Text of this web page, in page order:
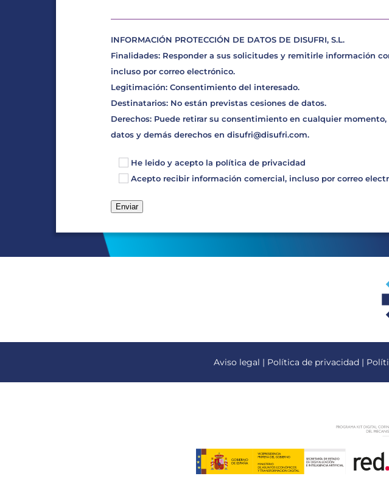
INFORMACIÓN PROTECCIÓN DE DATOS DE DISUFRI, S.L.
Finalidades: Responder a sus solicitudes y remitirle información
incluso por correo electrónico.
Legitimación: Consentimiento del interesado.
Destinatarios: No están previstas cesiones de datos.
Derechos: Puede retirar su consentimiento en cualquier
datos y demás derechos en disufri@disufri.com.
He leido y acepto la política de privacidad
Acepto recibir información comercial, incluso por correo
Aviso legal | Política de privacidad |